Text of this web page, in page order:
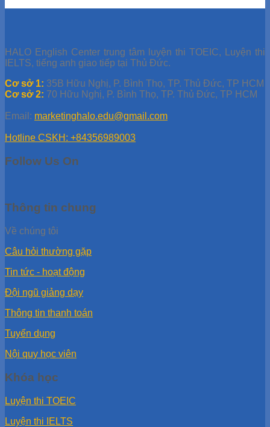
HALO English Center trung tâm luyện thi TOEIC, Luyện thi
IELTS, tiếng anh giao tiếp tại Thủ Đức.
Cơ sở 1: 35B Hữu Nghị, P. Bình Thọ, TP. Thủ Đức, TP HCM
Cơ sở 2: 70 Hữu Nghị, P. Bình Thọ, TP. Thủ Đức, TP HCM
Email: marketinghalo.edu@gmail.com
Hotline CSKH: +84356989003
Follow Us On
Thông tin chung
Về chúng tôi
Câu hỏi thường gặp
Tin tức - hoạt động
Đội ngũ giảng dạy
Thông tin thanh toán
Tuyển dụng
Nội quy học viên
Khóa học
Luyện thi TOEIC
Luyện thi IELTS